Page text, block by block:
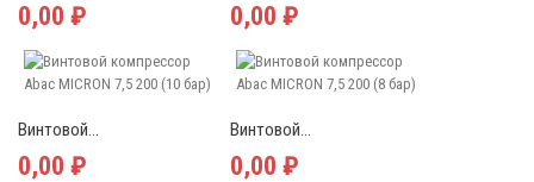
0,00 ₽ 0,00 ₽
Винтовой...
0,00 ₽
Винтовой...
0,00 ₽